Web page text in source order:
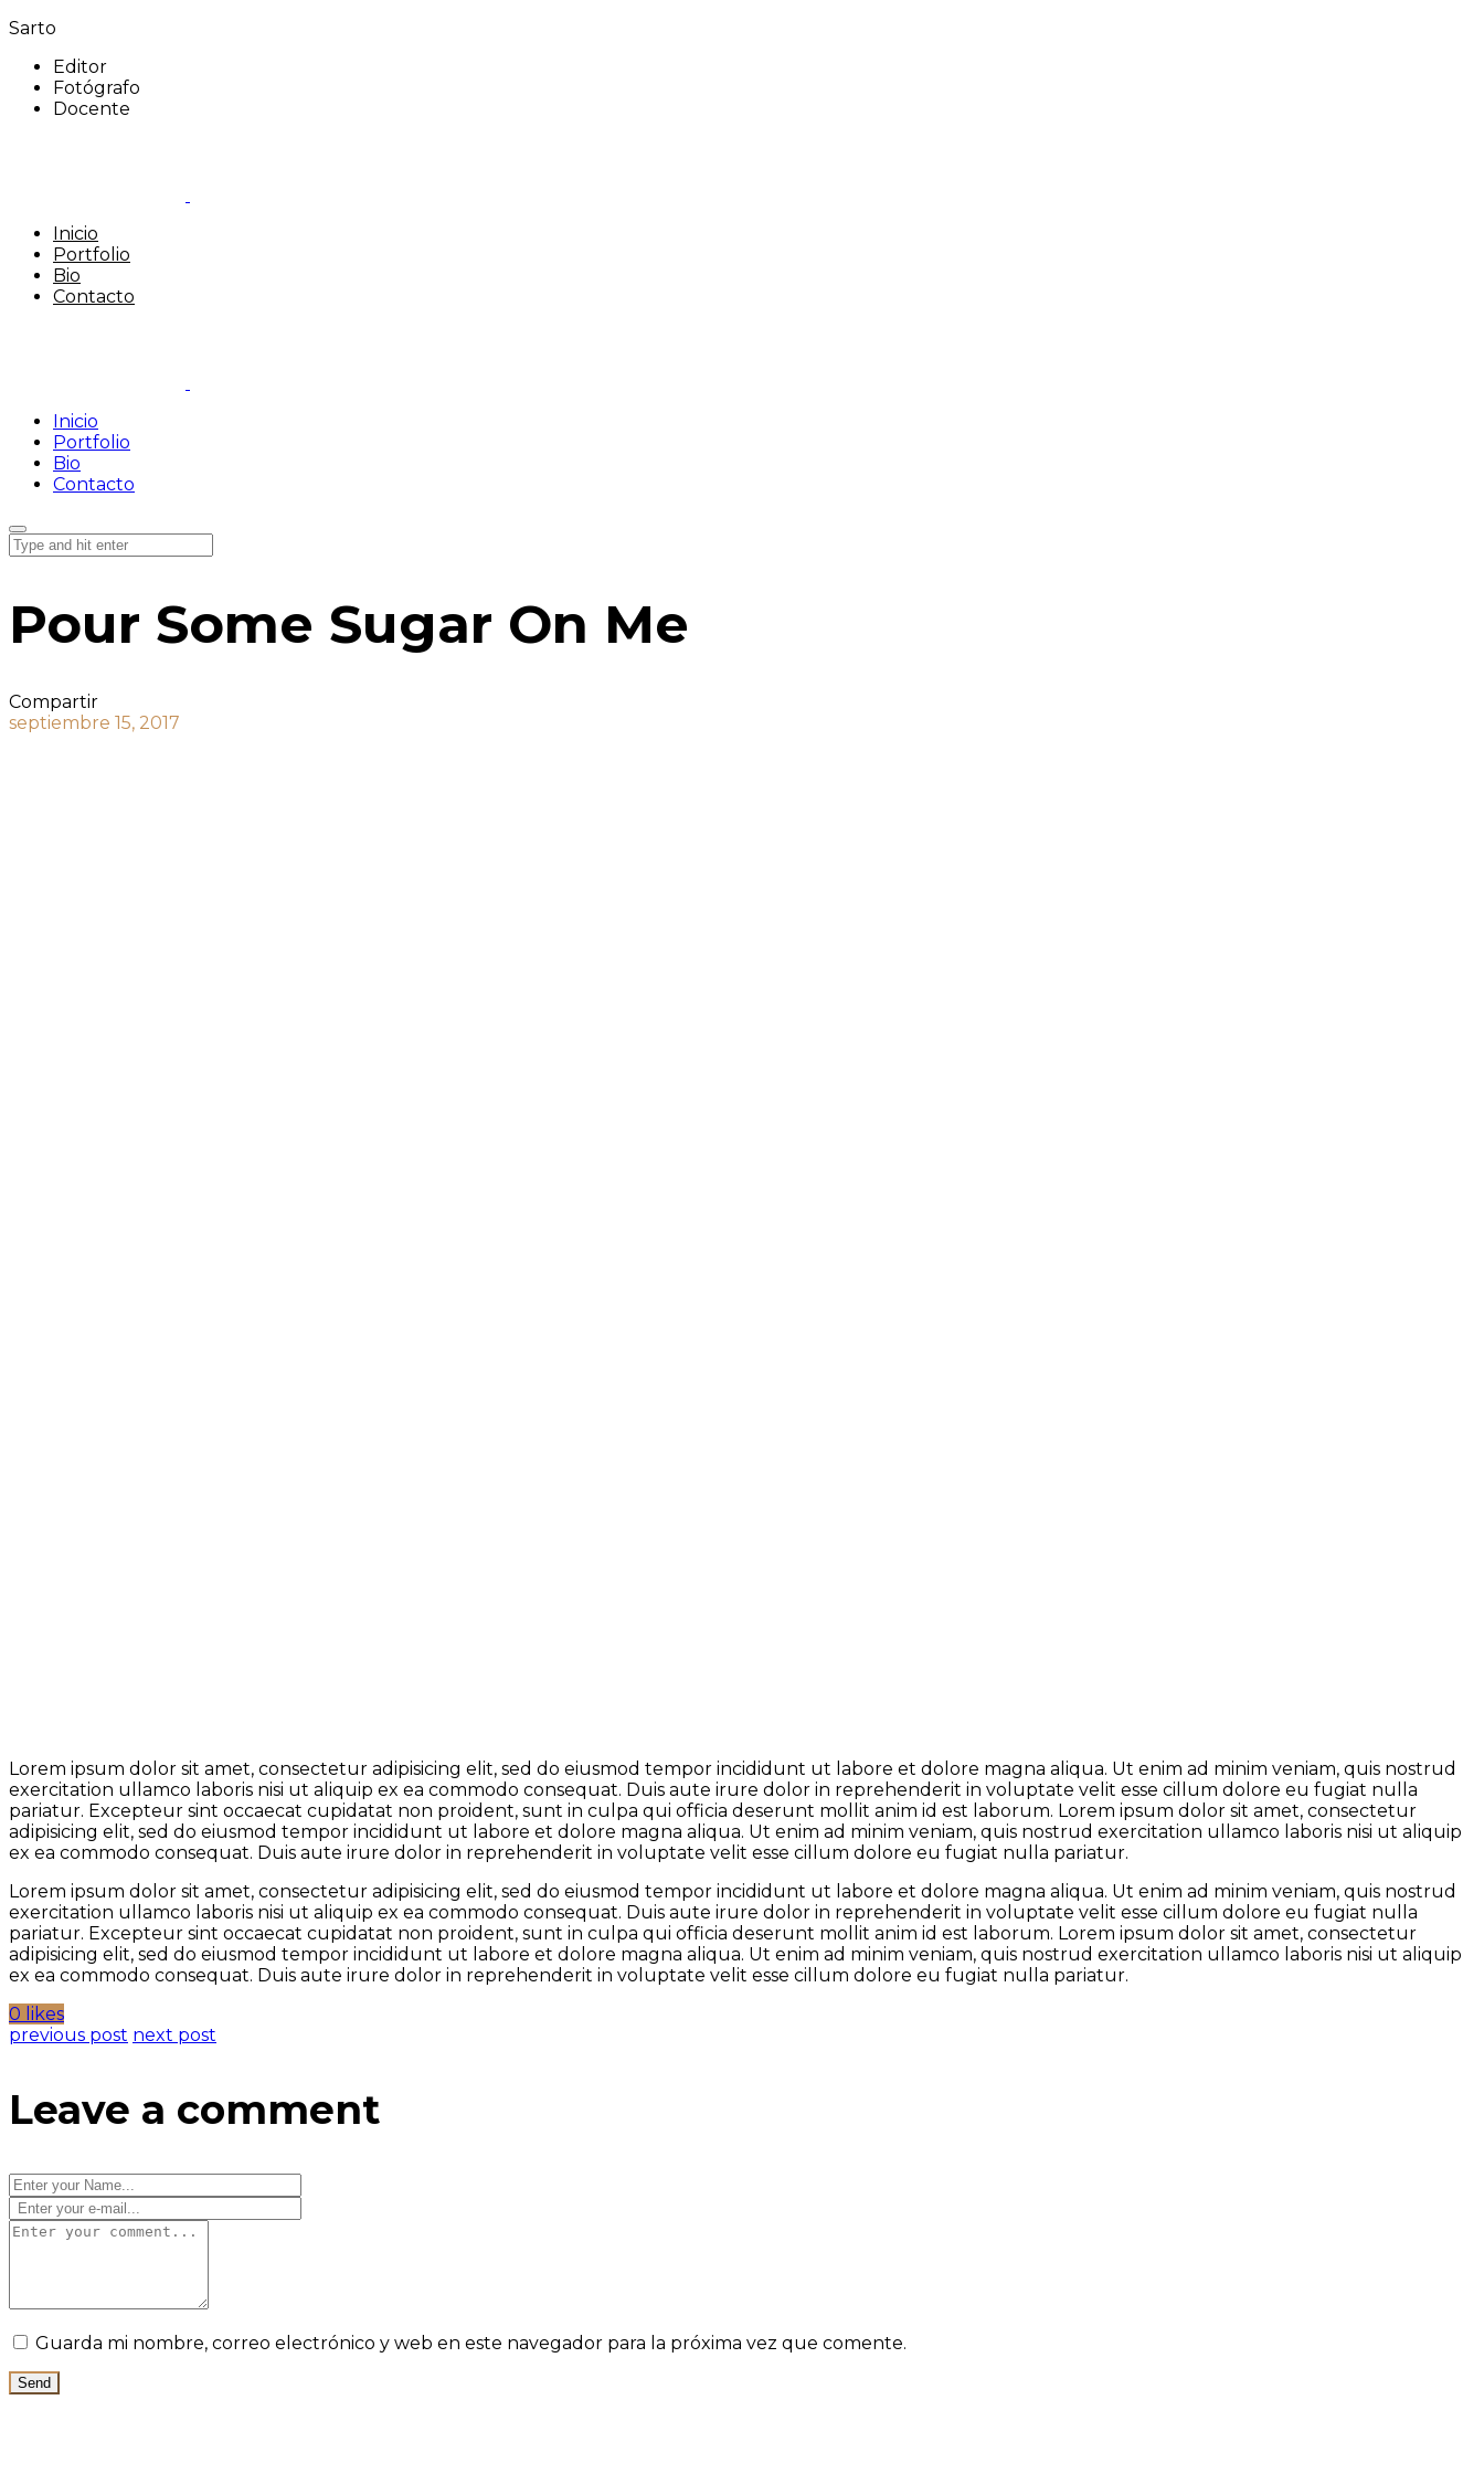
Sarto
Editor
Fotógrafo
Docente
Inicio
Portfolio
Bio
Contacto
Inicio
Portfolio
Bio
Contacto
Pour Some Sugar On Me
Compartir
septiembre 15, 2017
Lorem ipsum dolor sit amet, consectetur adipisicing elit, sed do eiusmod tempor incididunt ut labore et dolore magna aliqua. Ut enim ad minim veniam, quis nostrud
exercitation ullamco laboris nisi ut aliquip ex ea commodo consequat. Duis aute irure dolor in reprehenderit in voluptate velit esse cillum dolore eu fugiat nulla
pariatur. Excepteur sint occaecat cupidatat non proident, sunt in culpa qui officia deserunt mollit anim id est laborum. Lorem ipsum dolor sit amet, consectetur
adipisicing elit, sed do eiusmod tempor incididunt ut labore et dolore magna aliqua. Ut enim ad minim veniam, quis nostrud exercitation ullamco laboris nisi ut aliquip
ex ea commodo consequat. Duis aute irure dolor in reprehenderit in voluptate velit esse cillum dolore eu fugiat nulla pariatur.
Lorem ipsum dolor sit amet, consectetur adipisicing elit, sed do eiusmod tempor incididunt ut labore et dolore magna aliqua. Ut enim ad minim veniam, quis nostrud
exercitation ullamco laboris nisi ut aliquip ex ea commodo consequat. Duis aute irure dolor in reprehenderit in voluptate velit esse cillum dolore eu fugiat nulla
pariatur. Excepteur sint occaecat cupidatat non proident, sunt in culpa qui officia deserunt mollit anim id est laborum. Lorem ipsum dolor sit amet, consectetur
adipisicing elit, sed do eiusmod tempor incididunt ut labore et dolore magna aliqua. Ut enim ad minim veniam, quis nostrud exercitation ullamco laboris nisi ut aliquip
ex ea commodo consequat. Duis aute irure dolor in reprehenderit in voluptate velit esse cillum dolore eu fugiat nulla pariatur.
0 likes
previous post next post
Leave a comment
Guarda mi nombre, correo electrónico y web en este navegador para la próxima vez que comente.